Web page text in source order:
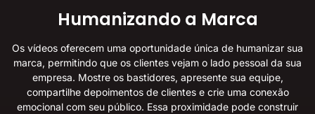
Humanizando a Marca
Os vídeos oferecem uma oportunidade única de humanizar sua
marca, permitindo que os clientes vejam o lado pessoal da sua
empresa. Mostre os bastidores, apresente sua equipe,
compartilhe depoimentos de clientes e crie uma conexão
emocional com seu público. Essa proximidade pode construir